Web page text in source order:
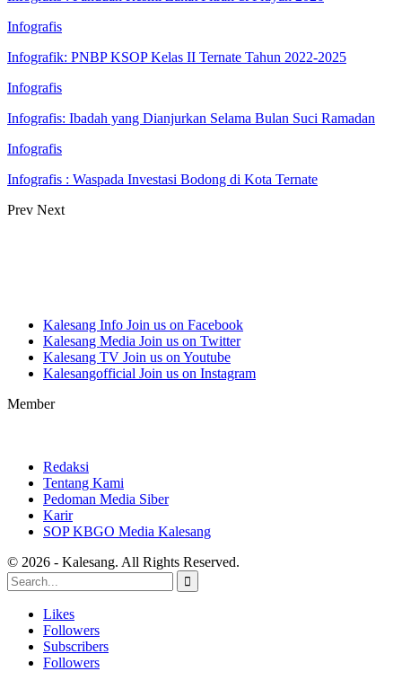
Infografis
Infografik: PNBP KSOP Kelas II Ternate Tahun 2022-2025
Infografis
Infografis: Ibadah yang Dianjurkan Selama Bulan Suci Ramadan
Infografis
Infografis : Waspada Investasi Bodong di Kota Ternate
Prev Next
Kalesang Info Join us on Facebook
Kalesang Media Join us on Twitter
Kalesang TV Join us on Youtube
Kalesangofficial Join us on Instagram
Member
Redaksi
Tentang Kami
Pedoman Media Siber
Karir
SOP KBGO Media Kalesang
© 2026 - Kalesang. All Rights Reserved.
Likes
Followers
Subscribers
Followers